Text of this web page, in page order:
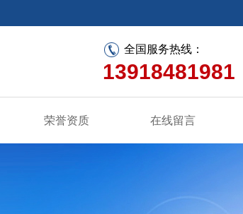
全国服务热线：
13918481981
荣誉资质 在线留言